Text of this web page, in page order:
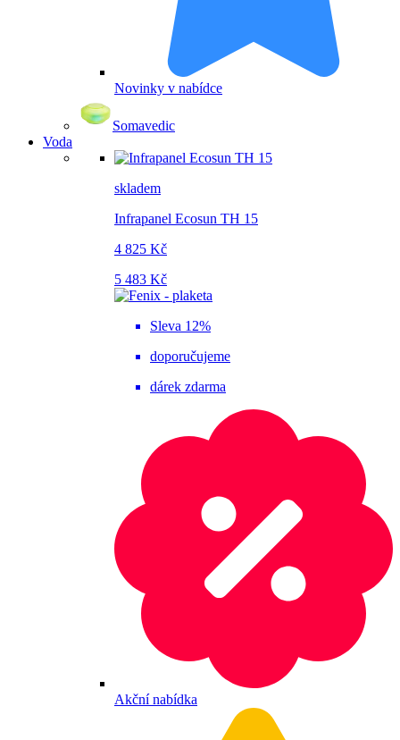
Novinky v nabídce
Somavedic
Voda
skladem
Infrapanel Ecosun TH 15
4 825 Kč
5 483 Kč
Sleva 12%
doporučujeme
dárek zdarma
Akční nabídka